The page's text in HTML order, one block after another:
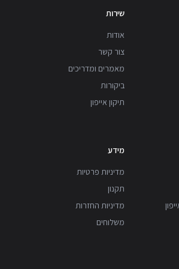
שירות
אודות
צור קשר
מאמרים ומדריכים
ביקורות
תיקון אייפון
מידע
מדיניות פרטיות
תקנון
מדיניות החזרות
משלוחים